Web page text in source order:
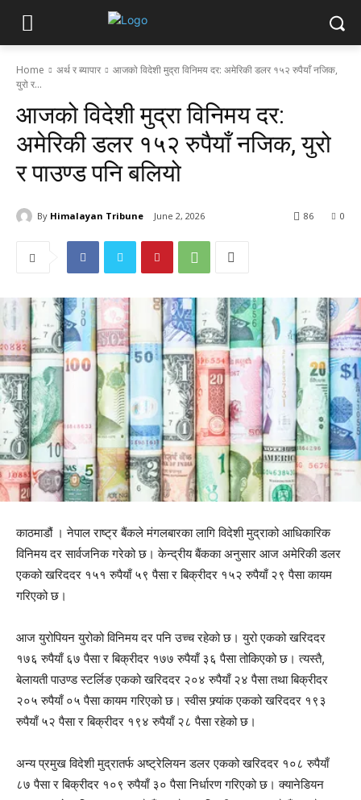
Home अर्थ र ब्यापार
आजको विदेशी मुद्रा विनिमय दर: अमेरिकी डलर १५२ रुपैयाँ नजिक,
युरो र...
आजको विदेशी मुद्रा विनिमय दर:
अमेरिकी डलर १५२ रुपैयाँ नजिक, युरो
र पाउण्ड पनि बलियो
By Himalayan Tribune June 2, 2026 0
86
काठमाडौं । नेपाल राष्ट्र बैंकले मंगलबारका लागि विदेशी मुद्राको आधिकारिक
विनिमय दर सार्वजनिक गरेको छ। केन्द्रीय बैंकका अनुसार आज अमेरिकी डलर
एकको खरिददर १५१ रुपैयाँ ५९ पैसा र बिक्रीदर १५२ रुपैयाँ २९ पैसा कायम
गरिएको छ।
आज युरोपियन युरोको विनिमय दर पनि उच्च रहेको छ। युरो एकको खरिददर
१७६ रुपैयाँ ६७ पैसा र बिक्रीदर १७७ रुपैयाँ ३६ पैसा तोकिएको छ। त्यस्तै,
बेलायती पाउण्ड स्टर्लिङ एकको खरिददर २०४ रुपैयाँ २४ पैसा तथा बिक्रीदर
२०५ रुपैयाँ ०५ पैसा कायम गरिएको छ। स्वीस फ्र्यांक एकको खरिददर १९३
रुपैयाँ ५२ पैसा र बिक्रीदर १९४ रुपैयाँ २८ पैसा रहेको छ।
अन्य प्रमुख विदेशी मुद्रातर्फ अष्ट्रेलियन डलर एकको खरिददर १०८ रुपैयाँ
८७ पैसा र बिक्रीदर १०९ रुपैयाँ ३० पैसा निर्धारण गरिएको छ। क्यानेडियन